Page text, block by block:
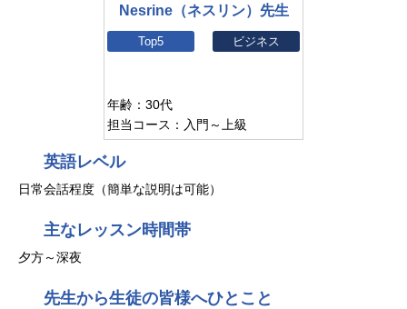
Nesrine（ネスリン）先生
Top5 ビジネス
年齢：30代
担当コース：入門～上級
英語レベル
日常会話程度（簡単な説明は可能）
主なレッスン時間帯
夕方～深夜
先生から生徒の皆様へひとこと